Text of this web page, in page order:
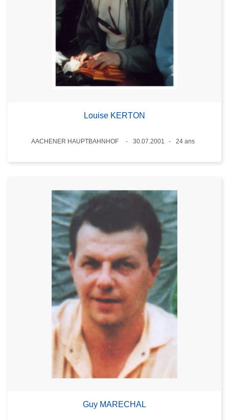
Louise KERTON
Lieux
AACHENER HAUPTBAHNHOF
30.07.2001
24 ans
Guy MARECHAL